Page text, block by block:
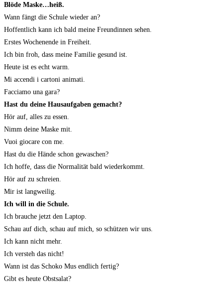
Blöde Maske…heiß.
Wann fängt die Schule wieder an?
Hoffentlich kann ich bald meine Freundinnen sehen.
Erstes Wochenende in Freiheit.
Ich bin froh, dass meine Familie gesund ist.
Heute ist es echt warm.
Mi accendi i cartoni animati.
Facciamo una gara?
Hast du deine Hausaufgaben gemacht?
Hör auf, alles zu essen.
Nimm deine Maske mit.
Vuoi giocare con me.
Hast du die Hände schon gewaschen?
Ich hoffe, dass die Normalität bald wiederkommt.
Hör auf zu schreien.
Mir ist langweilig.
Ich will in die Schule.
Ich brauche jetzt den Laptop.
Schau auf dich, schau auf mich, so schützen wir uns.
Ich kann nicht mehr.
Ich versteh das nicht!
Wann ist das Schoko Mus endlich fertig?
Gibt es heute Obstsalat?